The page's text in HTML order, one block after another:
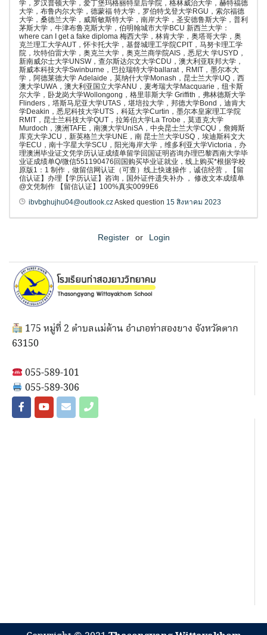
学，罗汉普顿大学，爱丁堡玛格丽特皇后学院，格林威治大学，赫特福德
大学，布鲁内尔大学，德蒙福 特大学，罗伯特戈登大学RGU，索尔福德
大学，桑德兰大学，威斯敏斯特大学，南岸大学，圣安德鲁斯大学，普利
茅斯大学，牛津布鲁克斯大学，伯明翰城市大学BCU 新西兰大学：
where can I get a fake diploma 梅西大学，林肯大学，奥塔哥大学，奥
克兰理工大学AUT，怀卡托大学，基督城理工学院CPIT，马努卡理工学
院，坎特伯雷大学，奥克兰大学，奥克兰商学院AIS，悉尼大 学USYD，
新南威尔士大学UNSW，查尔斯达尔文大学CDU，澳大利亚联邦大学，
斯威本科技大学Swinburne，巴拉瑞特大学ballarat，RMIT，墨尔本大
学，阿德莱德大学 Adelaide，莫纳什大学Monash，昆士兰大学UQ，西
澳大学UWA，澳大利亚国立大学ANU，麦考瑞大学Macquarie，纽卡斯
尔大学，卧龙岗大学Wollongong，格里菲斯大学 Griffith，弗林德斯大学
Flinders，塔斯马尼亚大学UTAS，堪培拉大学，邦德大学Bond，迪肯大
学Deakin，悉尼科技大学UTS，科廷大学Curtin，墨尔本皇家理工学院
RMIT，昆士兰科技大学QUT，拉筹伯大学La Trobe，莫道克大学
Murdoch，澳洲TAFE，南澳大学UniSA，中央昆士兰大学CQU，詹姆斯
库克大学JCU，新英格兰大学UNE，南 昆士兰大学USQ，埃迪斯科文大
学ECU，南十字星大学SCU，阳光海岸大学，维多利亚大学Victoria，办
理澳洲毕业证文凭学历认证成绩单留学回国证明咨询办理巴黎西南大学毕
业证成绩单Q/微信551190476回国购买毕业证就业，线上购买*根据学校
原版1：1 制作，做留信网认证（可查）线上快速操作，诚信经营，【留
信认证】办理【学历认证】咨询，国外证件遗失补办 ， 修改文本成绩单
@文凭制作 【留信认证】100%真实0099E6
ibvbghujhu04@outlook.czAsked question 15 สิงหาคม 2023
Register or Login
175 หมู่ที่ 2 ตำบลแม่ต้าน อำเภอท่าสองยาง จังหวัดตาก
63150
055-589-101
055-589-306